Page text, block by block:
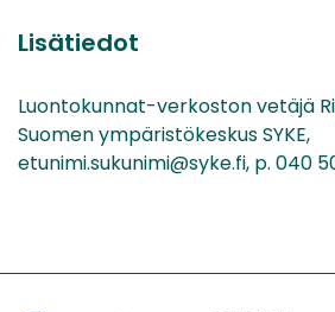
Lisätiedot
Luontokunnat-verkoston vetäjä
Suomen ympäristökeskus SYKE,
etunimi.sukunimi@syke.fi, p. 040